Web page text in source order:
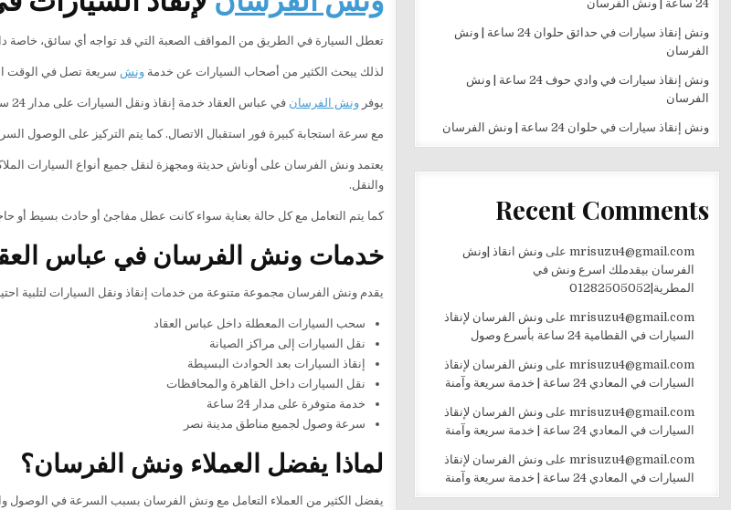
تعطل السيارة في الطريق من المواقف الصعبة التي قد تواجه أي سائق، خاصة
لذلك يبحث الكثير من أصحاب السيارات عن خدمةونش سريعة تصل في الوقت
يوفرونش الفرسان في عباس العقاد خدمة إنقاذ ونقل السيارات على مدار 24 ساعة داخل جميع شوارع المنطقة والمناطق القريبة منها،
مع سرعة استجابة كبيرة فور استقبال الاتصال. كما يتم التركيز على الوصول
يعتمد ونش الفرسان على أوناش حديثة ومجهزة لنقل جميع أنواع السيارات
والنقل.
كما يتم التعامل مع كل حالة بعناية سواء كانت عطل مفاجئ أو حادث بسيط أو
خدمات ونش الفرسان في عباس
يقدم ونش الفرسان مجموعة متنوعة من خدمات إنقاذ ونقل السيارات لتلبية
سحب السيارات المعطلة داخل عباس العقاد
نقل السيارات إلى مراكز الصيانة
إنقاذ السيارات بعد الحوادث البسيطة
نقل السيارات داخل القاهرة والمحافظات
خدمة متوفرة على مدار 24 ساعة
سرعة وصول لجميع مناطق مدينة نصر
لماذا يفضل العملاء ونش الفرسان؟
يفضل الكثير من العملاء التعامل مع ونش الفرسان بسبب السرعة في الوصول
24 ساعة | ونش الفرسان
ونش إنقاذ سيارات في حدائق حلوان 24 ساعة | ونش
الفرسان
ونش إنقاذ سيارات في وادي حوف 24 ساعة | ونش
الفرسان
ونش إنقاذ سيارات في حلوان 24 ساعة | ونش الفرسان
Recent Comments
mrisuzu4@gmail.comعلى ونش انقاذ |ونش
الفرسان بيقدملك اسرع ونش في
المطرية|01282505052
mrisuzu4@gmail.comعلى ونش الفرسان لإنقاذ
السيارات في القطامية 24 ساعة بأسرع وصول
mrisuzu4@gmail.comعلى ونش الفرسان لإنقاذ
السيارات في المعادي 24 ساعة | خدمة سريعة وآمنة
mrisuzu4@gmail.comعلى ونش الفرسان لإنقاذ
السيارات في المعادي 24 ساعة | خدمة سريعة وآمنة
mrisuzu4@gmail.comعلى ونش الفرسان لإنقاذ
السيارات في المعادي 24 ساعة | خدمة سريعة وآمنة